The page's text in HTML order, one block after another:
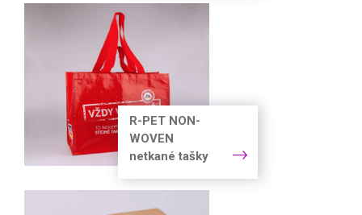
R-PET NON-
WOVEN
netkané tašky